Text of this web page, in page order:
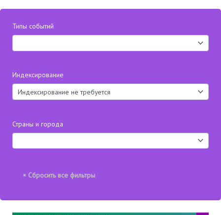
Типы событий
Индексирование
Страны и города